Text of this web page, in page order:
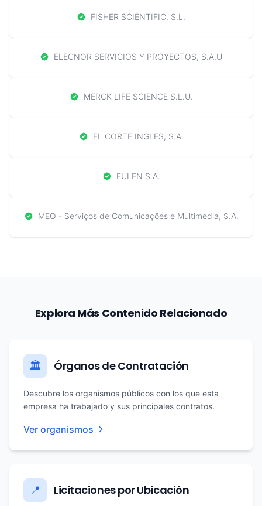
FISHER SCIENTIFIC, S.L.
ELECNOR SERVICIOS Y PROYECTOS, S.A.U
MERCK LIFE SCIENCE S.L.U.
EL CORTE INGLES, S.A.
EULEN S.A.
MEO - Serviços de Comunicações e Multimédia, S.A.
Explora Más Contenido Relacionado
🏛️ Órganos de Contratación
Descubre los organismos públicos con los que esta
empresa ha trabajado y sus principales contratos.
Ver organismos
📍 Licitaciones por Ubicación